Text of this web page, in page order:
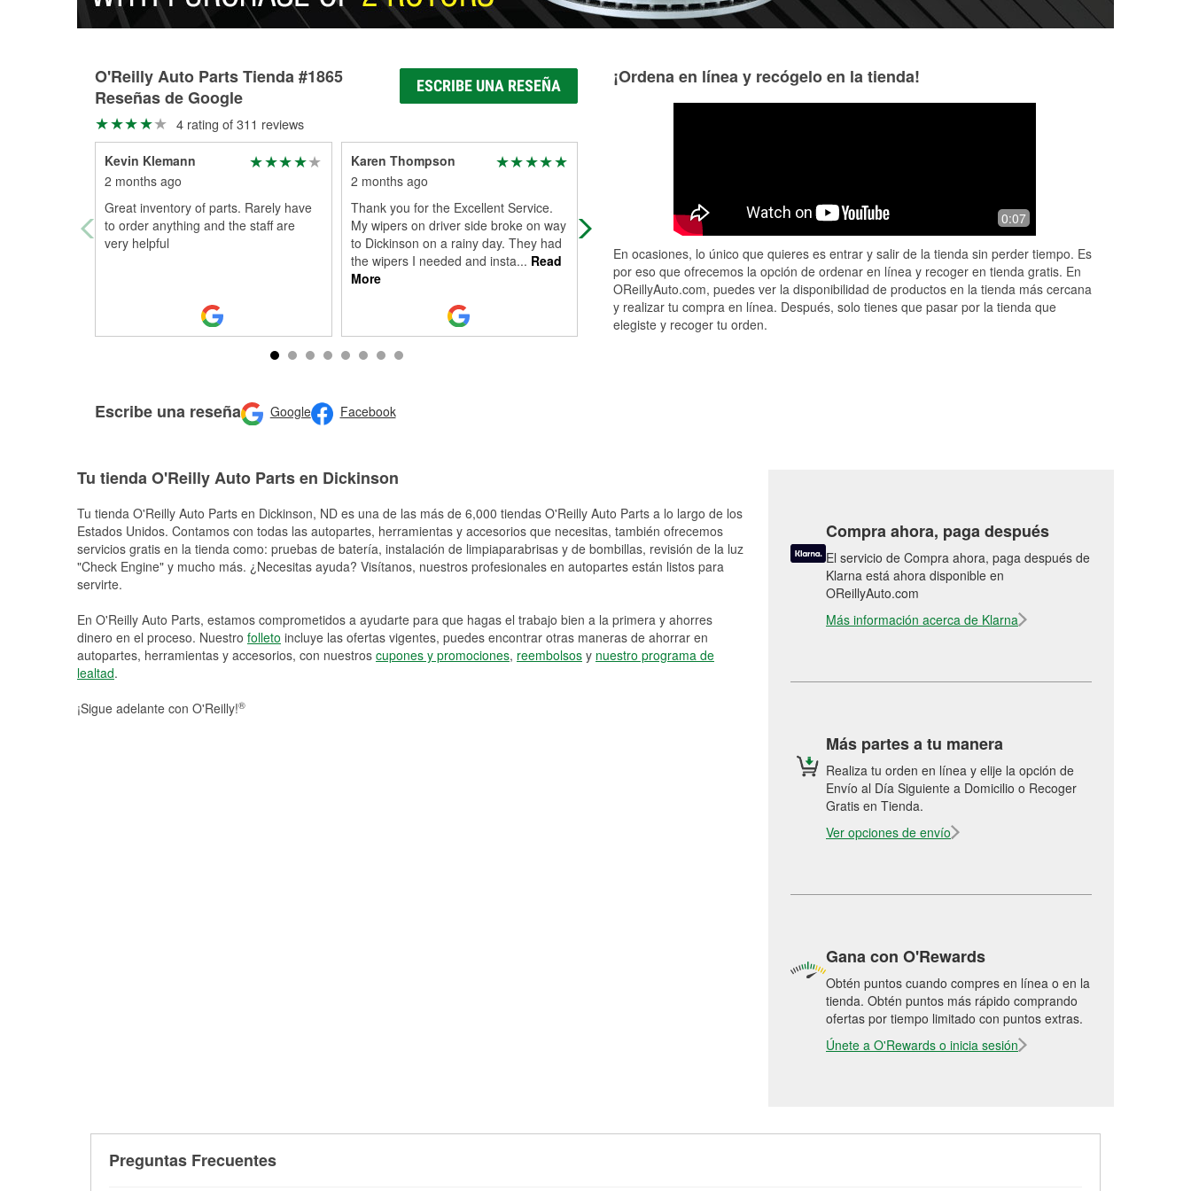
O'Reilly Auto Parts Tienda #1865
Reseñas de Google
ESCRIBE UNA RESEÑA
4 rating of 311 reviews
Kevin Klemann
2 months ago
Great inventory of parts. Rarely have
to order anything and the staff are
very helpful
Karen Thompson
2 months ago
Thank you for the Excellent Service.
My wipers on driver side broke on way
to Dickinson on a rainy day. They had
the wipers I needed and insta... Read
More
Glad the team working here was there
to help. If you dont got tools for a
can borrow as long as you dont l...
Read More
Super friendly helpful staff
clipped in. I met
Escribe una reseña Google Facebook
¡Ordena en línea y recógelo en la tienda!
0:07
En ocasiones, lo único que quieres es entrar y salir de la tienda sin perder tiempo. Es
por eso que ofrecemos la opción de ordenar en línea y recoger en tienda gratis. En
OReillyAuto.com, puedes ver la disponibilidad de productos en la tienda más cercana
y realizar tu compra en línea. Después, solo tienes que pasar por la tienda que
elegiste y recoger tu orden.
Tu tienda O'Reilly Auto Parts en Dickinson
Tu tienda O'Reilly Auto Parts en Dickinson, ND es una de las más de 6,000 tiendas O'Reilly Auto Parts a lo largo de los
Estados Unidos. Contamos con todas las autopartes, herramientas y accesorios que necesitas, también ofrecemos
servicios gratis en la tienda como: pruebas de batería, instalación de limpiaparabrisas y de bombillas, revisión de la luz
"Check Engine" y mucho más. ¿Necesitas ayuda? Visítanos, nuestros profesionales en autopartes están listos para
servirte.
En O'Reilly Auto Parts, estamos comprometidos a ayudarte para que hagas el trabajo bien a la primera y ahorres
dinero en el proceso. Nuestro folleto incluye las ofertas vigentes, puedes encontrar otras maneras de ahorrar en
autopartes, herramientas y accesorios, con nuestros cupones y promociones, reembolsos y nuestro programa de
lealtad.
¡Sigue adelante con O'Reilly!®
Compra ahora, paga después
El servicio de Compra ahora, paga después de
Klarna está ahora disponible en
OReillyAuto.com
Más información acerca de Klarna
Más partes a tu manera
Realiza tu orden en línea y elije la opción de
Envío al Día Siguiente a Domicilio o Recoger
Gratis en Tienda.
Ver opciones de envío
Gana con O'Rewards
Obtén puntos cuando compres en línea o en la
tienda. Obtén puntos más rápido comprando
ofertas por tiempo limitado con puntos extras.
Únete a O'Rewards o inicia sesión
Preguntas Frecuentes